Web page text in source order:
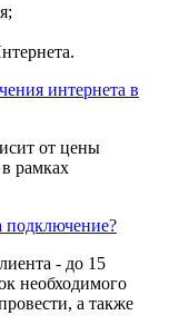
интернета в
от цены
рамках
подключение?
- до 15
необходимого
а также